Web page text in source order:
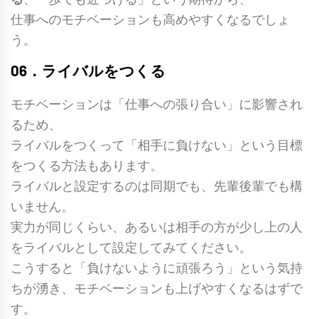
仕事へのモチベーションも高めやすくなるでしょ
う。
06．ライバルをつくる
モチベーションは「 仕事への張り合い 」に影響され
るため、
ライバルをつくって「相手に負けない」という目標
をつくる方法もあります。
ライバルと設定するのは同期でも、先輩後輩でも構
いません。
実力が同じくらい、あるいは相手の方が少し上の人
をライバルとして設定してみてください。
こうすると「 負けないように頑張ろう 」という気持
ちが湧き、モチベーションも上げやすくなるはずで
す。